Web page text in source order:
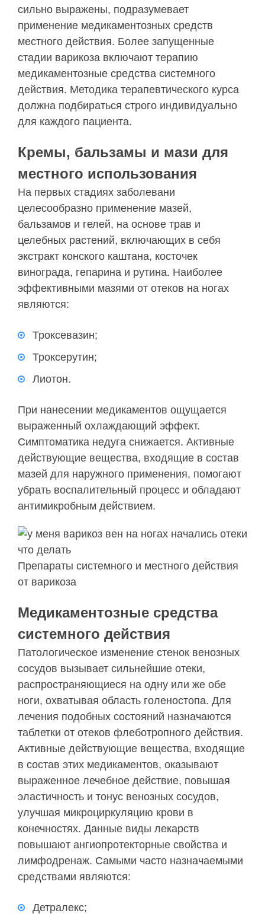
сильно выражены, подразумевает
применение медикаментозных средств
местного действия. Более запущенные
стадии варикоза включают терапию
медикаментозные средства системного
действия. Методика терапевтического курса
должна подбираться строго индивидуально
для каждого пациента.
Кремы, бальзамы и мази для
местного использования
На первых стадиях заболевани
целесообразно применение мазей,
бальзамов и гелей, на основе трав и
целебных растений, включающих в себя
экстракт конского каштана, косточек
винограда, гепарина и рутина. Наиболее
эффективными мазями от отеков на ногах
являются:
Троксевазин;
Троксерутин;
Лиотон.
При нанесении медикаментов ощущается
выраженный охлаждающий эффект.
Симптоматика недуга снижается. Активные
действующие вещества, входящие в состав
мазей для наружного применения, помогают
убрать воспалительный процесс и обладают
антимикробным действием.
Препараты системного и местного действия
от варикоза
Медикаментозные средства
системного действия
Патологическое изменение стенок венозных
сосудов вызывает сильнейшие отеки,
распространяющиеся на одну или же обе
ноги, охватывая область голеностопа. Для
лечения подобных состояний назначаются
таблетки от отеков флеботропного действия.
Активные действующие вещества, входящие
в состав этих медикаментов, оказывают
выраженное лечебное действие, повышая
эластичность и тонус венозных сосудов,
улучшая микроциркуляцию крови в
конечностях. Данные виды лекарств
повышают ангиопротекторные свойства и
лимфодренаж. Самыми часто назначаемыми
средствами являются:
Детралекс;